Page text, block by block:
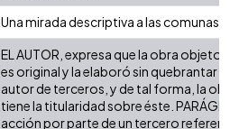
Una mirada descriptiva a las comunas
EL AUTOR, expresa que la obra
es original y la elaboró sin quebrantar
autor de terceros, y de tal forma, la
tiene la titularidad sobre éste.
acción por parte de un tercero